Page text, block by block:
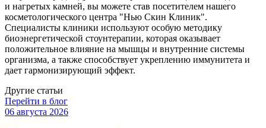
и нагретых камней, вы можете став посетителем нашего
косметологического центра "Нью Скин Клиник".
Специалисты клиники используют особую методику
биоэнергетической стоунтерапии, которая оказывает
положительное влияние на мышцы и внутренние системы
организма, а также способствует укреплению иммунитета и
дает гармонизирующий эффект.
Другие статьи
Перейти в блог
06 августа 2026